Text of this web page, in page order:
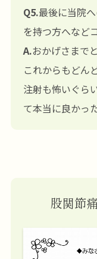
Q5.最後に当院
を持つ方へなど
A.おかげさまで
これからもどん
注射も怖いぐら
て本当に良かっ
股関節